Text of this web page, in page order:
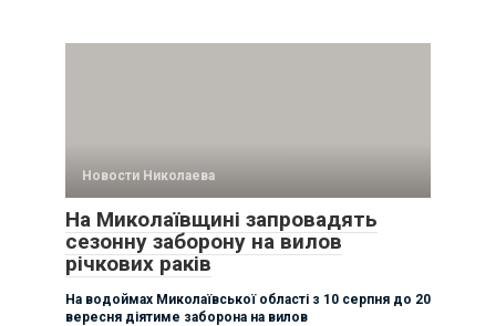
Новости Николаева
На Миколаївщині запровадять
сезонну заборону на вилов
річкових раків
На водоймах Миколаївської області з 10 серпня до 20
вересня діятиме заборона на вилов